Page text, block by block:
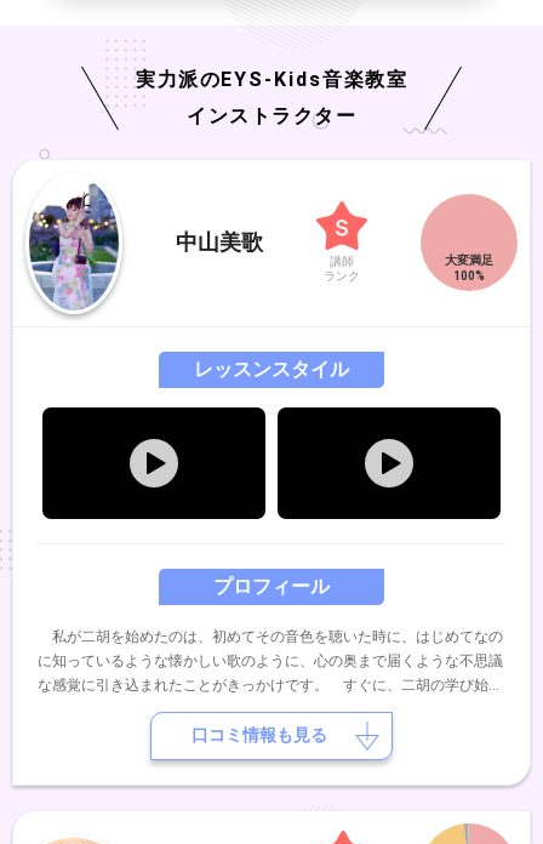
実力派のEYS-Kids音楽教室
インストラクター
中山美歌
講師
ランク
プロフィール
私が二胡を始めたのは、初めてその音色を聴いた時に、はじめてなの
に知っているような懐かしい歌のように、心の奥まで届くような不思議
な感覚に引き込まれたことがきっかけです。 すぐに、二胡の学び始
め、今までに、陳少林先生、ウェイウェイウー先生、周ヨウコン先生、
ジャーパンファン先生、張連生先生とたくさんの先生から幅広く二胡の
技術と音楽に対しての深い思いを学びました。 今は関西近辺で演奏活
動と、レッスン、レコーディングなども行っています。二胡の交流の場
続けています。 私がレッスンで大切にしているのは、楽しさ わかり
レッスンスタイル
口コミ情報も見る